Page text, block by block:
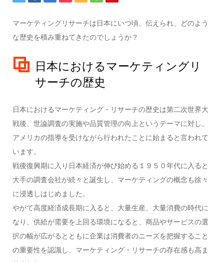
マーケティングリサーチは日本にいつ頃、伝えられ、どのよう
な歴史を積み重ねてきたのでしょうか？
日本におけるマーケティングリ
サーチの歴史
日本におけるマーケティング・リサーチの歴史は第二次世界大
戦後、世論調査の実施や品質管理の向上というテーマに対し、
アメリカの指導を受けながら行われたことに始まると言われて
います。
戦後復興期に入り日本経済が伸び始める１９５０年代に入ると
大手の調査会社が続々と誕生し、マーケティングの概念も徐々
に浸透しはじめました。
やがて高度経済成長期に入ると、大量生産、大量消費の時代に
なり、供給が需要を上回る環境になると、商品やサービスの選
択の幅が広がるとともに企業は消費者のニーズを把握すること
の重要性を認識し、マーケティング・リサーチの存在感も高ま